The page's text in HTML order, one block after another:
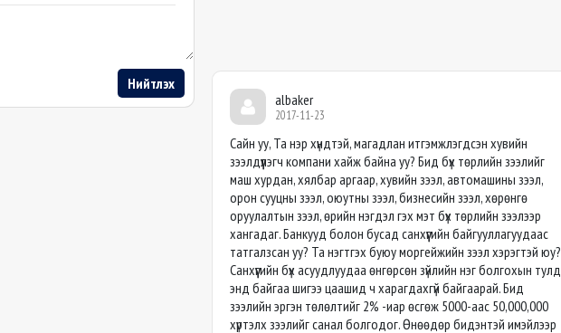
Нийтлэх
albaker
2017-11-23
Сайн уу, Та нэр хүндтэй, магадлан итгэмжлэгдсэн хувийн
зээлдүүлэгч компани хайж байна уу? Бид бүх төрлийн зээлийг
маш хурдан, хялбар аргаар, хувийн зээл, автомашины зээл,
орон сууцны зээл, оюутны зээл, бизнесийн зээл, хөрөнгө
оруулалтын зээл, өрийн нэгдэл гэх мэт бүх төрлийн зээлээр
хангадаг. Банкууд болон бусад санхүүгийн байгууллагуудаас
татгалзсан уу? Та нэгтгэх буюу моргейжийн зээл хэрэгтэй юу?
Санхүүгийн бүх асуудлуудаа өнгөрсөн зүйлийн нэг болгохын тулд
энд байгаа шигээ цаашид ч харагдахгүй байгаарай. Бид
зээлийн эргэн төлөлтийг 2% -иар өсгөж 5000-аас 50,000,000
хүртэлх зээлийг санал болгодог. Өнөөдөр бидэнтэй имэйлээр